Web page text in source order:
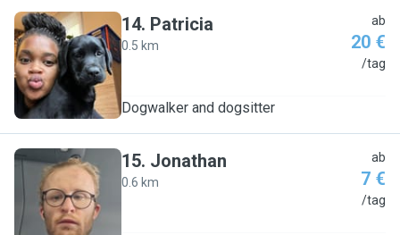
P
14. Patricia
0.5 km
ab
20 €
/tag
Dogwalker and dogsitter
J
15. Jonathan
0.6 km
ab
7 €
/tag